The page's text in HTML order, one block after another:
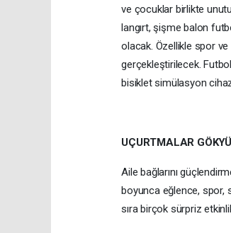
ve çocuklar birlikte
langırt, şişme balon
olacak. Özellikle spor ve
gerçekleştirilecek.
bisiklet simülasyon
UÇURTMALAR
Aile bağlarını
boyunca eğlence, spor,
sıra birçok sürpriz